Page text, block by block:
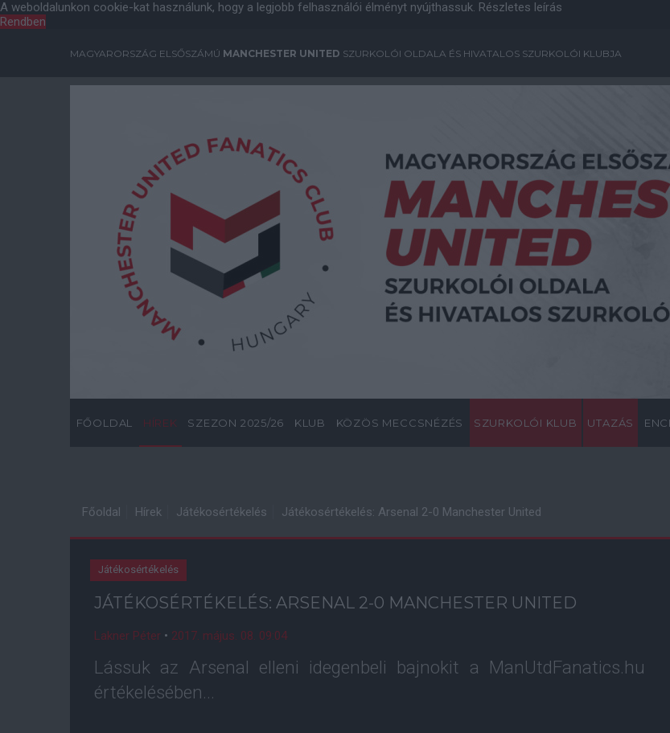
A weboldalunkon cookie-kat használunk, hogy a legjobb felhasználói élményt nyújthassuk. Részletes leírás
Rendben
MAGYARORSZÁG ELSŐSZÁMÚ MANCHESTER UNITED SZURKOLÓI OLDALA ÉS HIVATALOS SZURKOLÓI KLUBJA
FŐOLDAL HÍREK SZEZON 2025/26 KLUB KÖZÖS MECCSNÉZÉS SZURKOLÓI KLUB UTAZÁS
Főoldal Hírek Játékosértékelés Játékosértékelés: Arsenal 2-0 Manchester United
Játékosértékelés
JÁTÉKOSÉRTÉKELÉS: ARSENAL 2-0 MANCHESTER UNITED
Lakner Péter • 2017. május. 08. 09:04
Lássuk az Arsenal elleni idegenbeli bajnokit a ManUtdFanatics.hu
értékelésében...